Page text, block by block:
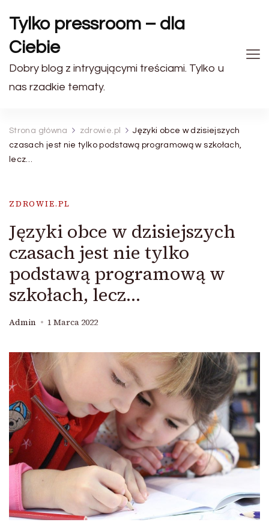
Tylko pressroom – dla
Ciebie
Dobry blog z intrygującymi treściami. Tylko u
nas rzadkie tematy.
Strona główna zdrowie.pl
Języki obce w dzisiejszych
czasach jest nie tylko podstawą programową w szkołach,
lecz…
ZDROWIE.PL
Języki obce w dzisiejszych
czasach jest nie tylko
podstawą programową w
szkołach, lecz…
Admin 1 Marca 2022